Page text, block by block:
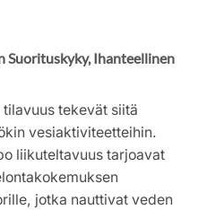
Suorituskyky, Ihanteellinen
tekevät siitä
vesiaktiviteetteihin.
liikuteltavuus tarjoavat
jotka nauttivat veden